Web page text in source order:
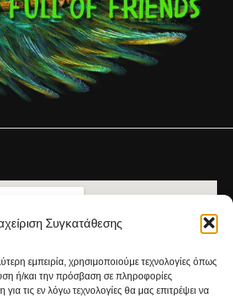
Συγκατάθεσης
εμπειρία, χρησιμοποιούμε τεχνολογίες όπως
ή/και την πρόσβαση σε πληροφορίες
τις εν λόγω τεχνολογίες θα μας επιτρέψει να